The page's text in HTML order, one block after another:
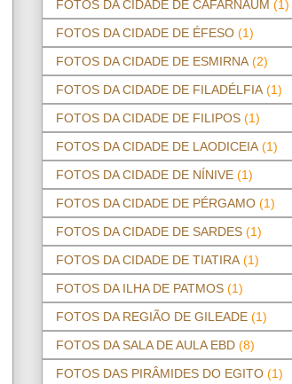
FOTOS DA CIDADE DE CAFARNAUM (1)
FOTOS DA CIDADE DE ÉFESO (1)
FOTOS DA CIDADE DE ESMIRNA (2)
FOTOS DA CIDADE DE FILADÉLFIA (1)
FOTOS DA CIDADE DE FILIPOS (1)
FOTOS DA CIDADE DE LAODICEIA (1)
FOTOS DA CIDADE DE NÍNIVE (1)
FOTOS DA CIDADE DE PÉRGAMO (1)
FOTOS DA CIDADE DE SARDES (1)
FOTOS DA CIDADE DE TIATIRA (1)
FOTOS DA ILHA DE PATMOS (1)
FOTOS DA REGIÃO DE GILEADE (1)
FOTOS DA SALA DE AULA EBD (8)
FOTOS DAS PIRÂMIDES DO EGITO (1)